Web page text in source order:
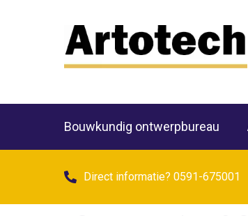
Bouwkundig ontwerpbureau
Direct informatie? 0591-675001